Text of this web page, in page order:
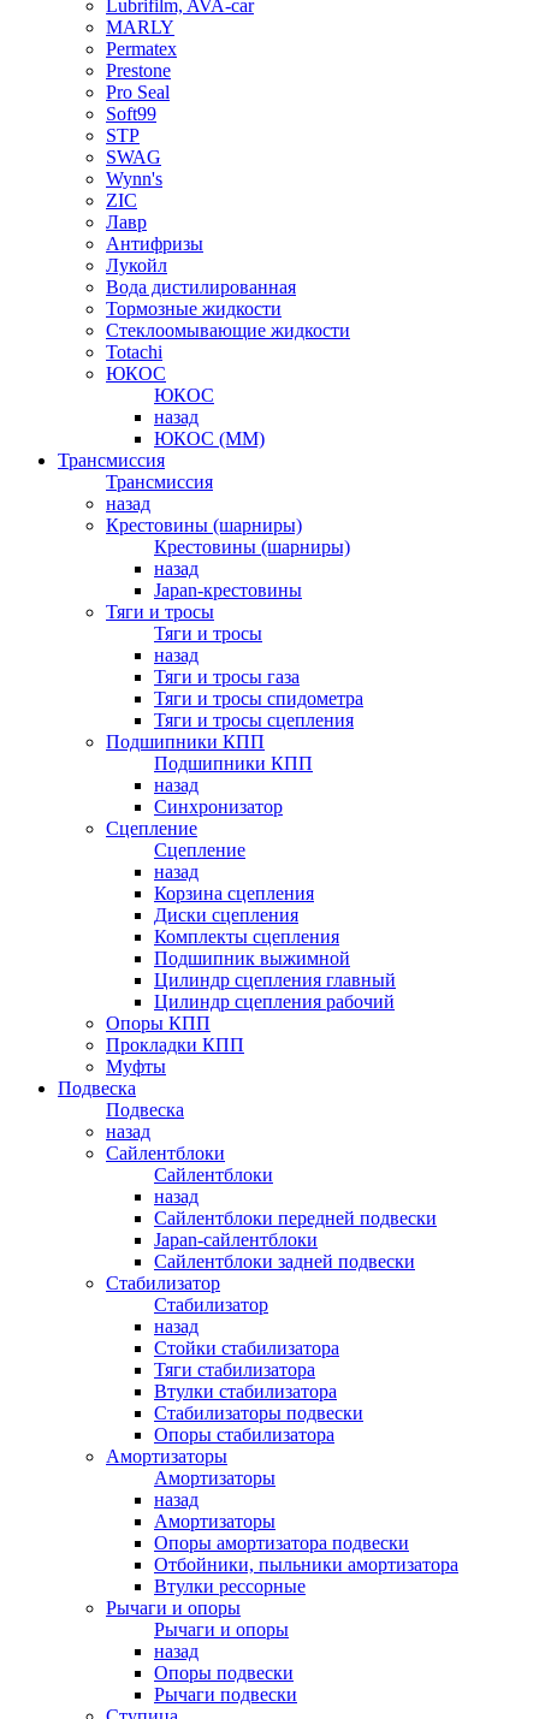
Lubrifilm, AVA-car
MARLY
Permatex
Prestone
Pro Seal
Soft99
STP
SWAG
Wynn's
ZIC
Лавр
Антифризы
Лукойл
Вода дистилированная
Тормозные жидкости
Стеклоомывающие жидкости
Totachi
ЮКОС
ЮКОС
назад
ЮКОС (ММ)
Трансмиссия
Трансмиссия
назад
Крестовины (шарниры)
Крестовины (шарниры)
назад
Japan-крестовины
Тяги и тросы
Тяги и тросы
назад
Тяги и тросы газа
Тяги и тросы спидометра
Тяги и тросы сцепления
Подшипники КПП
Подшипники КПП
назад
Синхронизатор
Сцепление
Сцепление
назад
Корзина сцепления
Диски сцепления
Комплекты сцепления
Подшипник выжимной
Цилиндр сцепления главный
Цилиндр сцепления рабочий
Опоры КПП
Прокладки КПП
Муфты
Подвеска
Подвеска
назад
Сайлентблоки
Сайлентблоки
назад
Сайлентблоки передней подвески
Japan-сайлентблоки
Сайлентблоки задней подвески
Стабилизатор
Стабилизатор
назад
Стойки стабилизатора
Тяги стабилизатора
Втулки стабилизатора
Стабилизаторы подвески
Опоры стабилизатора
Амортизаторы
Амортизаторы
назад
Амортизаторы
Опоры амортизатора подвески
Отбойники, пыльники амортизатора
Втулки рессорные
Рычаги и опоры
Рычаги и опоры
назад
Опоры подвески
Рычаги подвески